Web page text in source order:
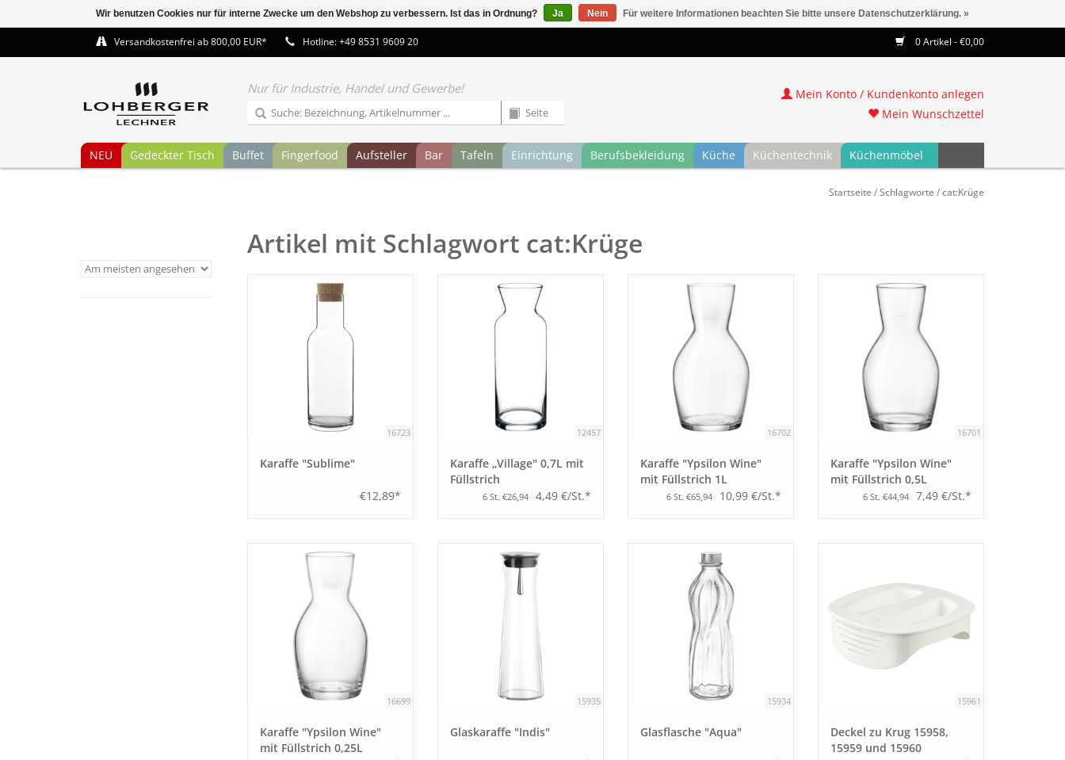
Versandkostenfrei ab 800,00 EUR* Hotline: +49 8531 9609 20 0 Artikel - €0,00
Nur für Industrie, Handel und Gewerbe!
NEU Gedeckter Tisch Buffet Fingerfood Aufsteller Bar Tafeln Einrichtung Berufsbekleidung Küche Küchentechnik Küchenmöbel
Mein Konto / Kundenkonto anlegen
Mein Wunschzettel
Startseite /Schlagworte /cat:Krüge
Artikel mit Schlagwort cat:Krüge
16723
Karaffe "Sublime"
€12,89*
12457
Karaffe „Village" 0,7L mit
Füllstrich
6 St. €26,94 4,49 €/St.*
16702
Karaffe "Ypsilon Wine"
mit Füllstrich 1L
6 St. €65,94 10,99 €/St.*
16701
Karaffe "Ypsilon Wine"
mit Füllstrich 0,5L
6 St. €44,94 7,49 €/St.*
16699
Karaffe "Ypsilon Wine"
mit Füllstrich 0,25L
15935
Glaskaraffe "Indis"
15934
Glasflasche "Aqua"
15961
Deckel zu Krug 15958,
15959 und 15960
Wir benutzen Cookies nur für interne Zwecke um den Webshop zu verbessern. Ist das in Ordnung? Ja Nein Für weitere Informationen beachten Sie bitte unsere Datenschutzerklärung. »